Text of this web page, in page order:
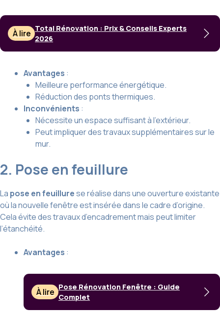
À lire Total Rénovation : Prix & Conseils Experts
2026
Avantages :
Meilleure performance énergétique.
Réduction des ponts thermiques.
Inconvénients :
Nécessite un espace suffisant à l’extérieur.
Peut impliquer des travaux supplémentaires sur le
mur.
2. Pose en feuillure
La pose en feuillurese réalise dans une ouverture existante
où la nouvelle fenêtre est insérée dans le cadre d’origine.
Cela évite des travaux d’encadrement mais peut limiter
l’étanchéité.
Avantages :
À lire Pose Rénovation Fenêtre : Guide
Complet